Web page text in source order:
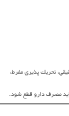
تحريك پذيري مفرط،
مصرف دارو قطع شود.